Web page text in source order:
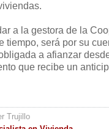
a la gestora de la
tiempo, será por su
a afianzar
que recibe un
Trujillo